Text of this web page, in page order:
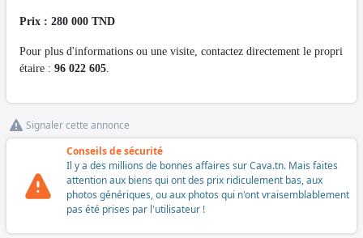
Prix : 280 000 TND
Pour plus d'informations ou une visite, contactez directement le propri
étaire : 96 022 605.
Signaler cette annonce
Conseils de sécurité
Il y a des millions de bonnes affaires sur Cava.tn. Mais faites
attention aux biens qui ont des prix ridiculement bas, aux
photos génériques, ou aux photos qui n'ont vraisemblablement
pas été prises par l'utilisateur !